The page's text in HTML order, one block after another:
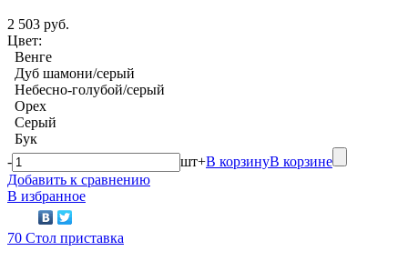
2 503 руб.
Цвет:
Венге
Дуб шамони/серый
Небесно-голубой/серый
Орех
Серый
Бук
-
шт+В корзинуВ корзине
Добавить к сравнению
В избранное
70 Стол приставка